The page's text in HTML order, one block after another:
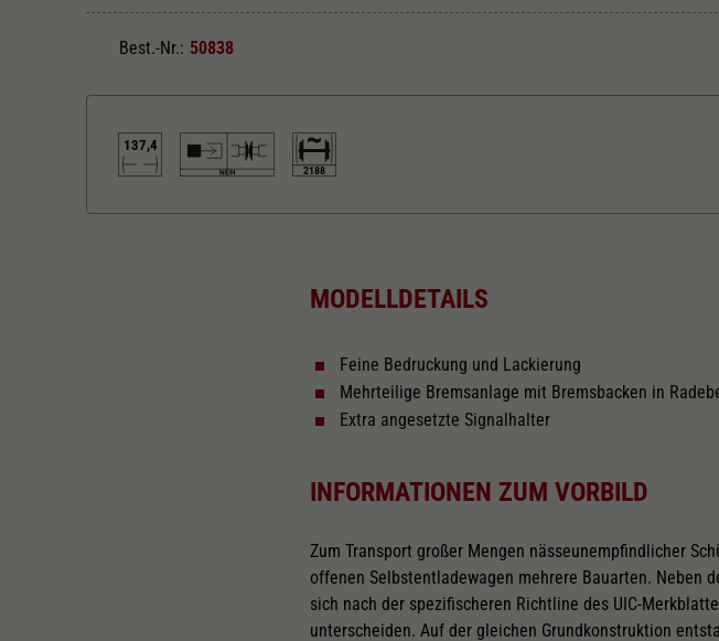
Best.-Nr.: 50838
137,4
2188
MODELLDETAILS
Feine Bedruckung und Lackierung
Mehrteilige Bremsanlage mit Bremsbacken in
Extra angesetzte Signalhalter
INFORMATIONEN ZUM VORBILD
Zum Transport großer Mengen nässeunempfindlicher
offenen Selbstentladewagen mehrere Bauarten. Neben
sich nach der spezifischeren Richtline des UIC-
unterscheiden. Auf der gleichen Grundkonstruktion